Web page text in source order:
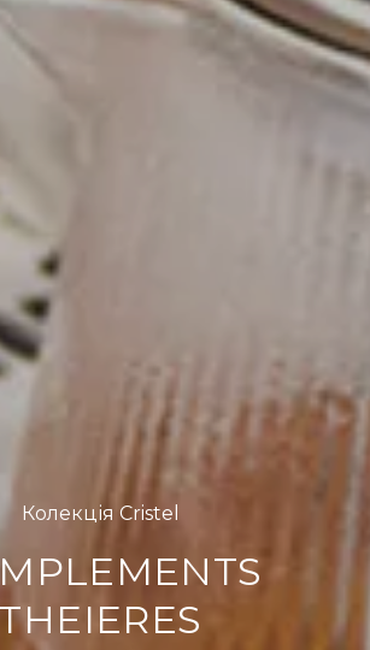
Колекція Cristel
THEIERES